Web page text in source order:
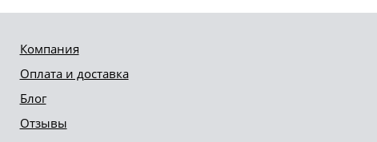
Компания
Оплата и доставка
Блог
Отзывы